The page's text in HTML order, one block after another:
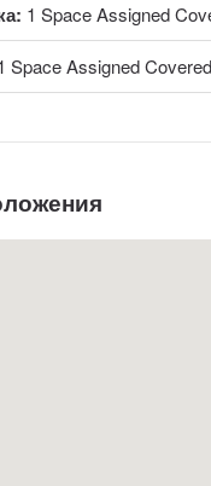
1 Space Assigned
Space Assigned Covered